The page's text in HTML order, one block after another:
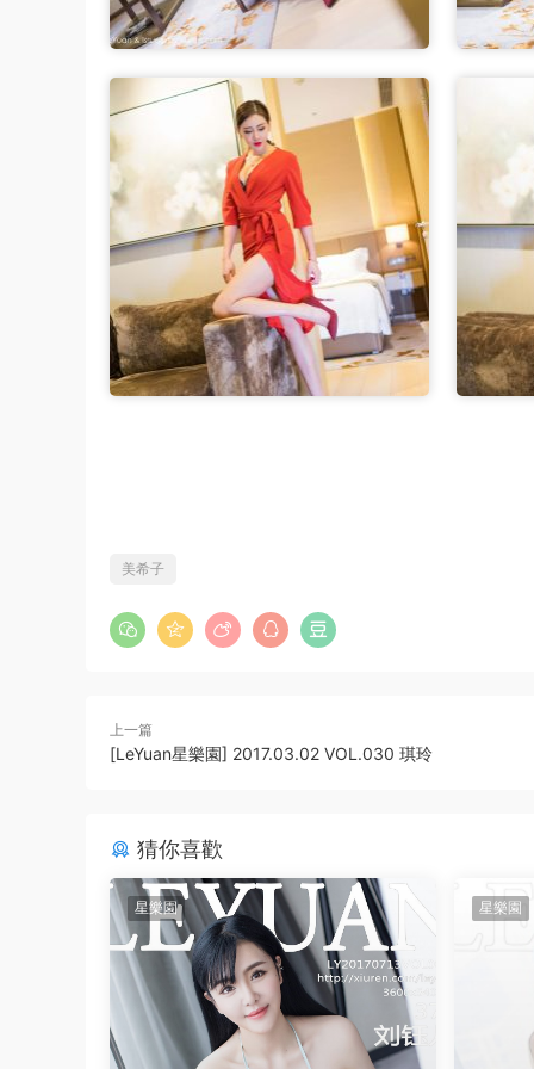
美希子
上一篇
[LeYuan星樂園] 2017.03.02 VOL.030 琪玲
猜你喜歡
星樂園 星樂園